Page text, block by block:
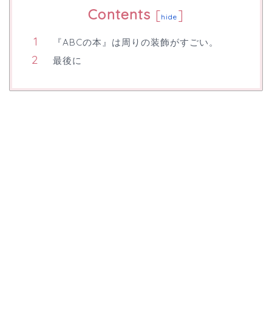
Contents [hide ]
『ABCの本』は周りの装飾がすごい。
最後に